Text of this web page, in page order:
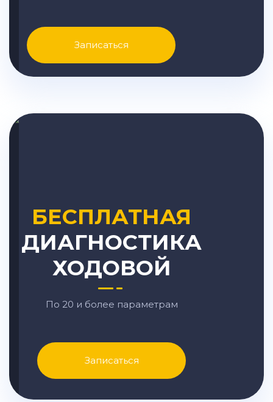
Записаться
БЕСПЛАТНАЯ
ДИАГНОСТИКА
ХОДОВОЙ
По 20 и более параметрам
Записаться